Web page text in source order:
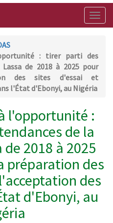
: tirer parti des
de 2018 à 2025 pour
des sites d'essai et
l'État d'Ebonyi, au Nigéria
l'opportunité :
de la
2018 à 2025
préparation des
des
d'Ebonyi, au